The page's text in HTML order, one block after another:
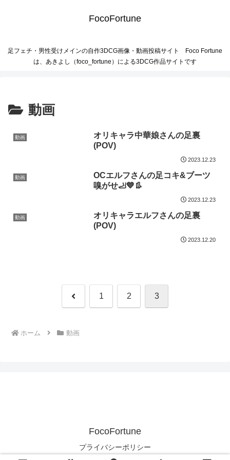
FocoFortune
足フェチ・男性受けメインの自作3DCG画像・動画投稿サイト Foco Fortune
は、あきよし（foco_fortune）による3DCG作品サイトです
動画
動画
オリキャラ中華娘さんの足裏
(POV)
2023.12.23
動画
OCエルフさんの足コキ&ブーツ
嗅がせ🦶💙👢
2023.12.23
動画
オリキャラエルフさんの足裏
(POV)
2023.12.20
前 1 2 3
ホーム 動画
FocoFortune
プライバシーポリシー